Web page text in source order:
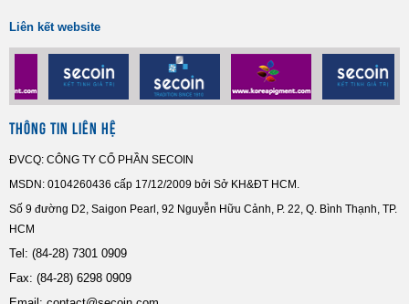
Liên kết website
THÔNG TIN LIÊN HỆ
ĐVCQ: CÔNG TY CỔ PHẦN SECOIN
MSDN: 0104260436 cấp 17/12/2009 bởi Sở KH&ĐT HCM.
Số 9 đường D2, Saigon Pearl, 92 Nguyễn Hữu Cảnh, P. 22, Q. Bình Thạnh, TP.
HCM
Tel: (84-28) 7301 0909
Fax: (84-28) 6298 0909